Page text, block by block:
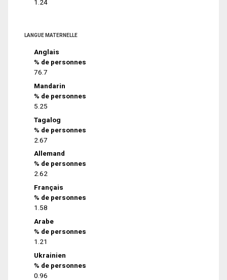
1.24
LANGUE MATERNELLE
Anglais
% de personnes
76.7
Mandarin
% de personnes
5.25
Tagalog
% de personnes
2.67
Allemand
% de personnes
2.62
Français
% de personnes
1.58
Arabe
% de personnes
1.21
Ukrainien
% de personnes
0.96